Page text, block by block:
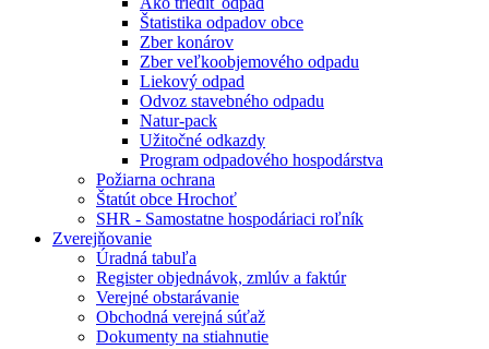
Štatistika odpadov obce
Zber konárov
Zber veľkoobjemového odpadu
Liekový odpad
Odvoz stavebného odpadu
Natur-pack
Užitočné odkazdy
Program odpadového hospodárstva
Požiarna ochrana
Štatút obce Hrochoť
SHR - Samostatne hospodáriaci roľník
Zverejňovanie
Úradná tabuľa
Register objednávok, zmlúv a faktúr
Verejné obstarávanie
Obchodná verejná súťaž
Dokumenty na stiahnutie